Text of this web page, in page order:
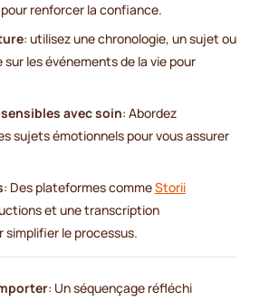
renforcer la confiance.
: utilisez une chronologie, un sujet ou
les événements de la vie pour
avec soin: Abordez
sujets émotionnels pour vous assurer
: Des plateformes commeStorii
et une transcription
le processus.
: Un séquençage réfléchi